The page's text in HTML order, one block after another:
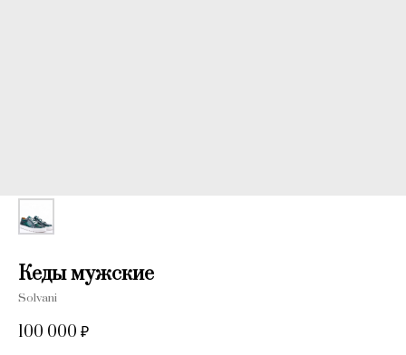
Кеды мужские
Solvani
100 000 ₽